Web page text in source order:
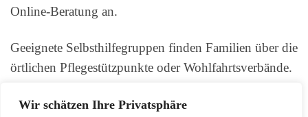
Wir schätzen Ihre Privatsphäre
Online-Beratung an.
Geeignete Selbsthilfegruppen finden Familien über die
örtlichen Pflegestützpunkte oder Wohlfahrtsverbände.
entsprechende Kontakte vermitteln. Online-Foren